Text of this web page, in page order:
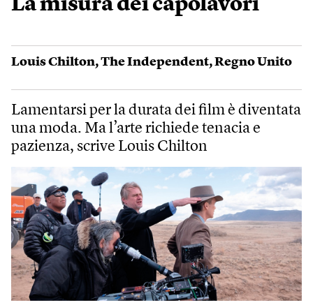
La misura dei capolavori
Louis Chilton,The Independent,Regno Unito
Lamentarsi per la durata dei film è diventata
una moda. Ma l’arte richiede tenacia e
pazienza, scrive Louis Chilton